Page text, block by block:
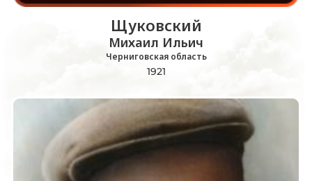
Щуковский
Михаил Ильич
Черниговская область
1921